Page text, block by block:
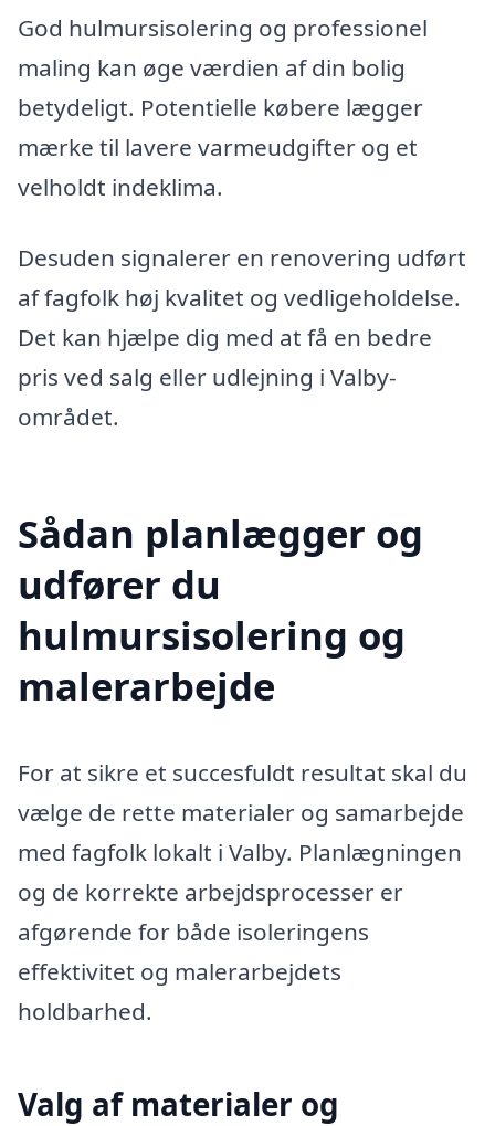
God hulmursisolering og professionel
maling kan øge værdien af din bolig
betydeligt. Potentielle købere lægger
mærke til lavere varmeudgifter og et
velholdt indeklima.
Desuden signalerer en renovering udført
af fagfolk høj kvalitet og vedligeholdelse.
Det kan hjælpe dig med at få en bedre
pris ved salg eller udlejning i Valby-
området.
Sådan planlægger og
udfører du
hulmursisolering og
malerarbejde
For at sikre et succesfuldt resultat skal du
vælge de rette materialer og samarbejde
med fagfolk lokalt i Valby. Planlægningen
og de korrekte arbejdsprocesser er
afgørende for både isoleringens
effektivitet og malerarbejdets
holdbarhed.
Valg af materialer og